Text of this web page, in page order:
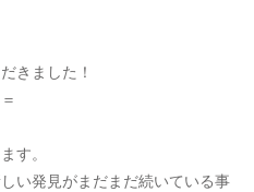
きました！
す。
い発見がまだまだ続いている事